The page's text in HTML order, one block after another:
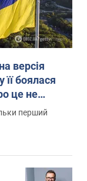
версія
її боялася
це не
перший